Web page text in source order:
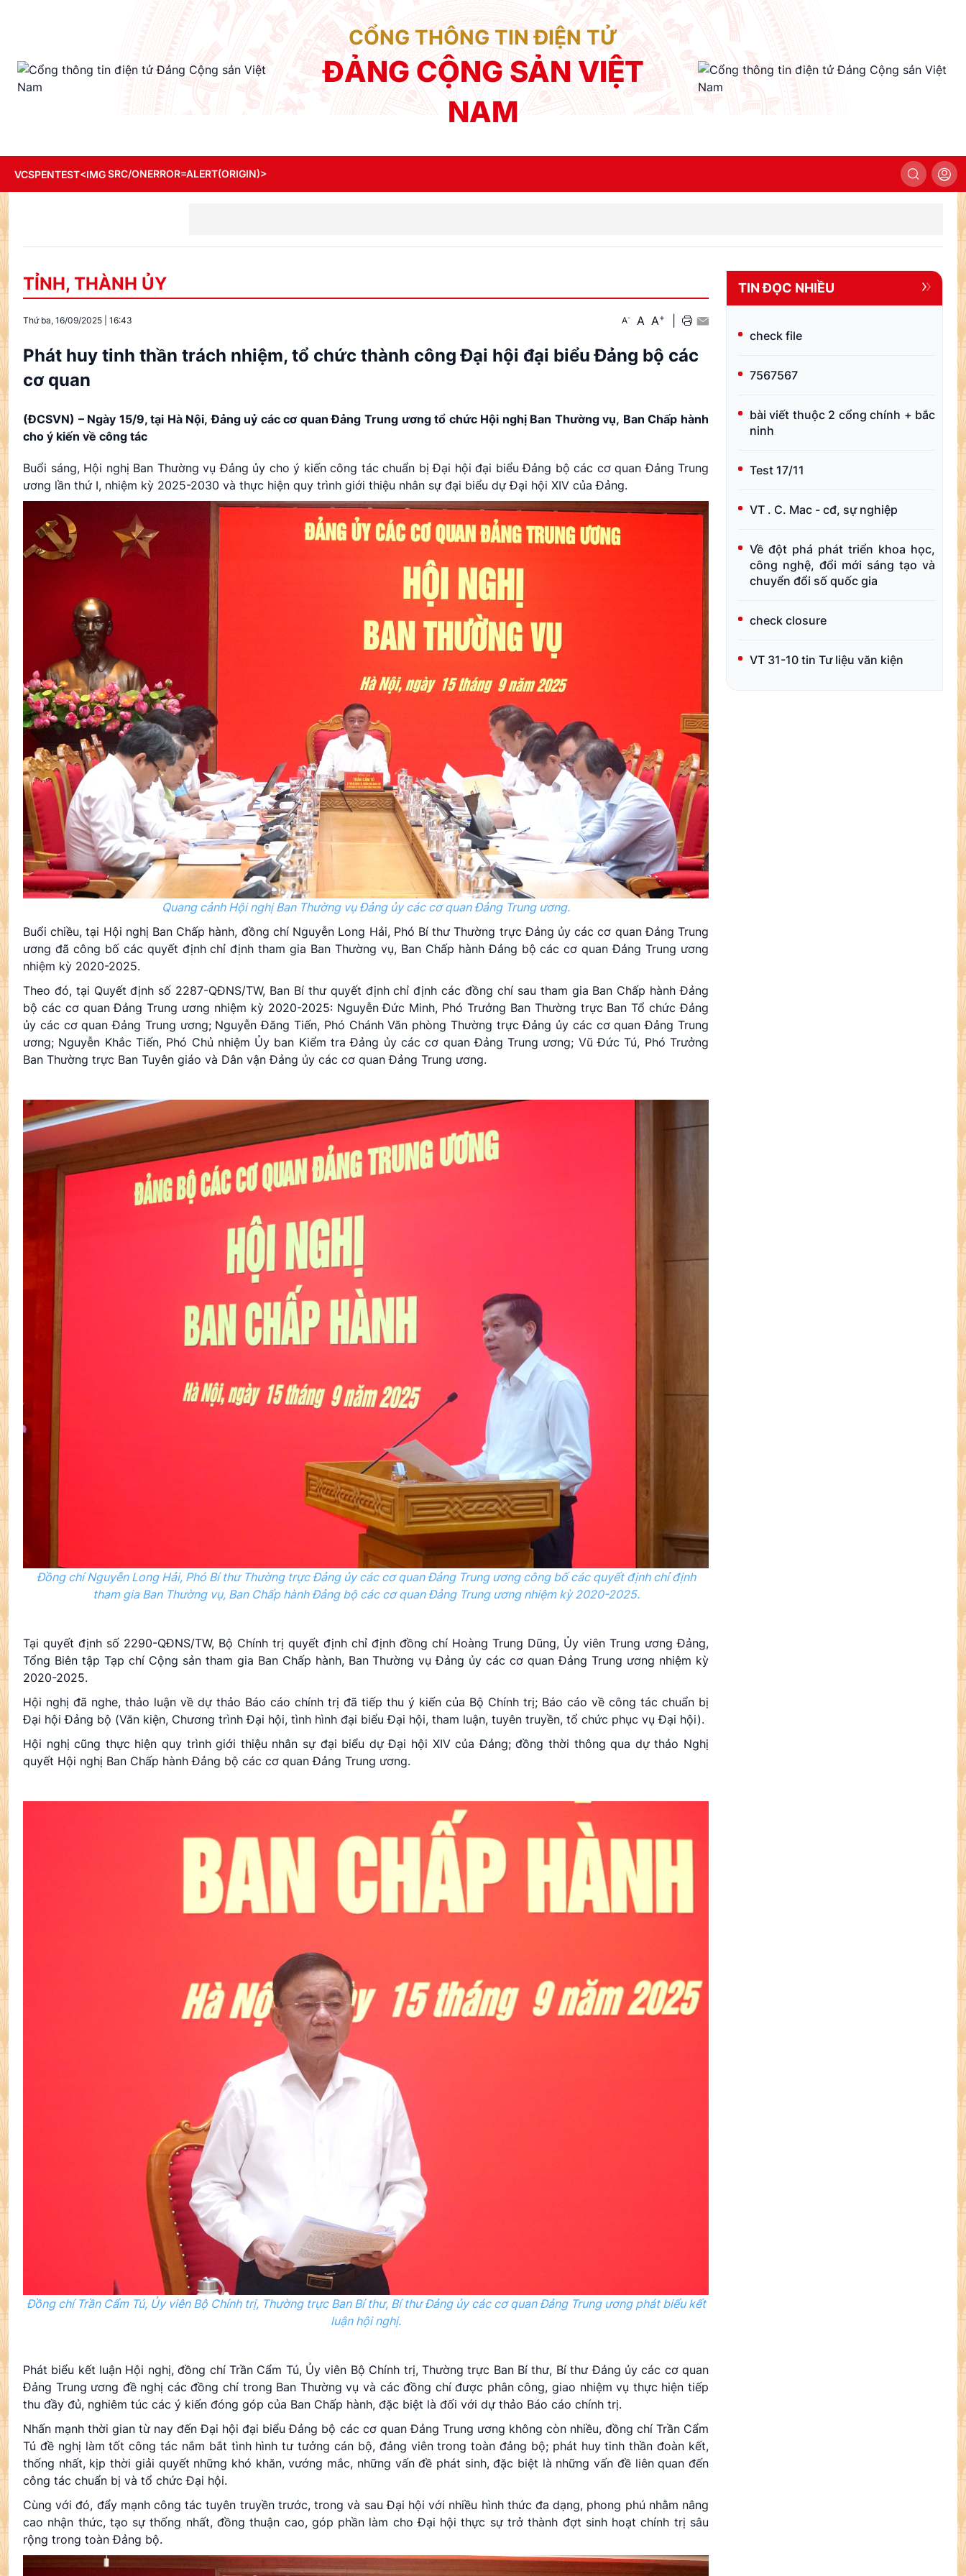
CỔNG THÔNG TIN ĐIỆN TỬ
ĐẢNG CỘNG SẢN VIỆT
NAM
VCSPENTEST<IMGSRC/ONERROR=ALERT(ORIGIN)>
TỈNH, THÀNH ỦY
Thứ ba, 16/09/2025 16:43 A- A A+
Phát huy tinh thần trách nhiệm, tổ chức thành công Đại hội đại biểu Đảng bộ các
cơ quan
(ĐCSVN) – Ngày 15/9, tại Hà Nội, Đảng uỷ các cơ quan Đảng Trung ương tổ chức Hội nghị Ban Thường vụ, Ban Chấp hành
cho ý kiến về công tác
Buổi sáng, Hội nghị Ban Thường vụ Đảng ủy cho ý kiến công tác chuẩn bị Đại hội đại biểu Đảng bộ các cơ quan Đảng Trung
ương lần thứ I, nhiệm kỳ 2025-2030 và thực hiện quy trình giới thiệu nhân sự đại biểu dự Đại hội XIV của Đảng.
Quang cảnh Hội nghị Ban Thường vụ Đảng ủy các cơ quan Đảng Trung ương.
Buổi chiều, tại Hội nghị Ban Chấp hành, đồng chí Nguyễn Long Hải, Phó Bí thư Thường trực Đảng ủy các cơ quan Đảng Trung
ương đã công bố các quyết định chỉ định tham gia Ban Thường vụ, Ban Chấp hành Đảng bộ các cơ quan Đảng Trung ương
nhiệm kỳ 2020-2025.
Theo đó, tại Quyết định số 2287-QĐNS/TW, Ban Bí thư quyết định chỉ định các đồng chí sau tham gia Ban Chấp hành Đảng
bộ các cơ quan Đảng Trung ương nhiệm kỳ 2020-2025: Nguyễn Đức Minh, Phó Trưởng Ban Thường trực Ban Tổ chức Đảng
ủy các cơ quan Đảng Trung ương; Nguyễn Đăng Tiến, Phó Chánh Văn phòng Thường trực Đảng ủy các cơ quan Đảng Trung
ương; Nguyễn Khắc Tiến, Phó Chủ nhiệm Ủy ban Kiểm tra Đảng ủy các cơ quan Đảng Trung ương; Vũ Đức Tú, Phó Trưởng
Ban Thường trực Ban Tuyên giáo và Dân vận Đảng ủy các cơ quan Đảng Trung ương.
Đồng chí Nguyễn Long Hải, Phó Bí thư Thường trực Đảng ủy các cơ quan Đảng Trung ương công bố các quyết định chỉ định
tham gia Ban Thường vụ, Ban Chấp hành Đảng bộ các cơ quan Đảng Trung ương nhiệm kỳ 2020-2025.
Tại quyết định số 2290-QĐNS/TW, Bộ Chính trị quyết định chỉ định đồng chí Hoàng Trung Dũng, Ủy viên Trung ương Đảng,
Tổng Biên tập Tạp chí Cộng sản tham gia Ban Chấp hành, Ban Thường vụ Đảng ủy các cơ quan Đảng Trung ương nhiệm kỳ
2020-2025.
Hội nghị đã nghe, thảo luận về dự thảo Báo cáo chính trị đã tiếp thu ý kiến của Bộ Chính trị; Báo cáo về công tác chuẩn bị
Đại hội Đảng bộ (Văn kiện, Chương trình Đại hội, tình hình đại biểu Đại hội, tham luận, tuyên truyền, tổ chức phục vụ Đại hội).
Hội nghị cũng thực hiện quy trình giới thiệu nhân sự đại biểu dự Đại hội XIV của Đảng; đồng thời thông qua dự thảo Nghị
quyết Hội nghị Ban Chấp hành Đảng bộ các cơ quan Đảng Trung ương.
Đồng chí Trần Cẩm Tú, Ủy viên Bộ Chính trị, Thường trực Ban Bí thư, Bí thư Đảng ủy các cơ quan Đảng Trung ương phát biểu kết
luận hội nghị.
Phát biểu kết luận Hội nghị, đồng chí Trần Cẩm Tú, Ủy viên Bộ Chính trị, Thường trực Ban Bí thư, Bí thư Đảng ủy các cơ quan
Đảng Trung ương đề nghị các đồng chí trong Ban Thường vụ và các đồng chí được phân công, giao nhiệm vụ thực hiện tiếp
thu đầy đủ, nghiêm túc các ý kiến đóng góp của Ban Chấp hành, đặc biệt là đối với dự thảo Báo cáo chính trị.
Nhấn mạnh thời gian từ nay đến Đại hội đại biểu Đảng bộ các cơ quan Đảng Trung ương không còn nhiều, đồng chí Trần Cẩm
Tú đề nghị làm tốt công tác nắm bắt tình hình tư tưởng cán bộ, đảng viên trong toàn đảng bộ; phát huy tinh thần đoàn kết,
thống nhất, kịp thời giải quyết những khó khăn, vướng mắc, những vấn đề phát sinh, đặc biệt là những vấn đề liên quan đến
công tác chuẩn bị và tổ chức Đại hội.
Cùng với đó, đẩy mạnh công tác tuyên truyền trước, trong và sau Đại hội với nhiều hình thức đa dạng, phong phú nhằm nâng
cao nhận thức, tạo sự thống nhất, đồng thuận cao, góp phần làm cho Đại hội thực sự trở thành đợt sinh hoạt chính trị sâu
rộng trong toàn Đảng bộ.
TIN ĐỌC NHIỀU
check file
7567567
bài viết thuộc 2 cổng chính + bắc
ninh
Test 17/11
VT . C. Mac - cđ, sự nghiệp
Về đột phá phát triển khoa học,
công nghệ, đổi mới sáng tạo và
chuyển đổi số quốc gia
check closure
VT 31-10 tin Tư liệu văn kiện